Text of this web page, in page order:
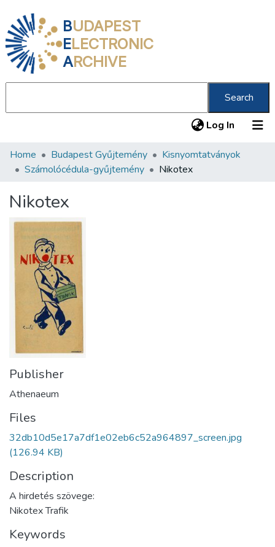
BUDAPEST
ELECTRONIC
ARCHIVE
Search
Log In (current)
Communities & Collections
Statistics
Home Budapest Gyűjtemény
Kisnyomtatványok
Számolócédula-gyűjtemény
Nikotex
Nikotex
Publisher
Athenaeum
Files
32db10d5e17a7df1e02eb6c52a964897_screen.jpg
(126.94 KB)
Description
A hirdetés szövege:
Nikotex Trafik
Keywords